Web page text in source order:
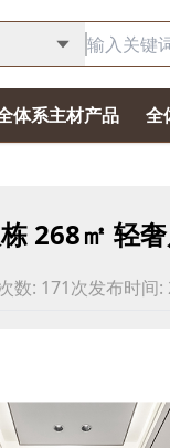
体系主材产品 全
268㎡ 轻
数: 171次发布时间: